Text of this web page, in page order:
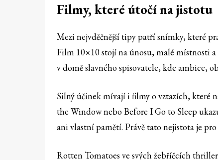
Filmy, které útočí na jistotu
Mezi nejvděčnější tipy patří snímky, které
Film 10×10 stojí na únosu, malé místnosti a
v domě slavného spisovatele, kde ambice,
Silný účinek mívají i filmy o vztazích, které
the Window nebo Before I Go to Sleep
ani vlastní pamětí. Právě tato nejistota je
Rotten Tomatoes ve svých žebříčcích